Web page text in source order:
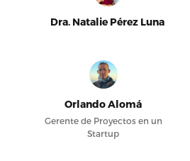
Dra. Natalie Pérez Luna
Orlando Alomá
Gerente de Proyectos en un
Startup